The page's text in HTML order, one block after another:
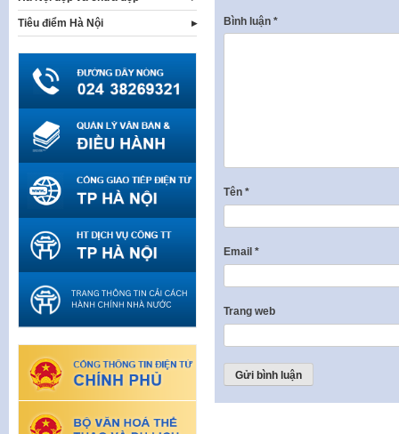
Bình luận *
Tên *
Email *
Trang web
Tiêu điểm Hà Nội